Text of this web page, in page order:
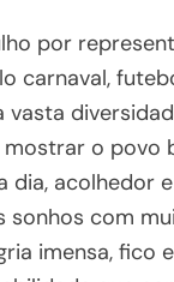
por
carnaval,
o povo
dia, acolhedor
sonhos com
imensa, fico